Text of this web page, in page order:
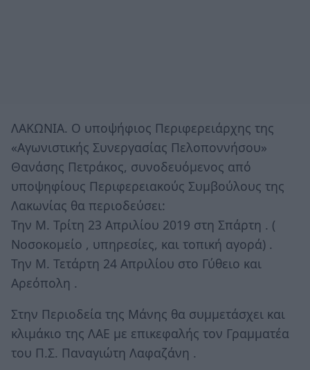
ΛΑΚΩΝΙΑ. Ο υποψήφιος Περιφερειάρχης της
«Αγωνιστικής Συνεργασίας Πελοποννήσου»
Θανάσης Πετράκος, συνοδευόμενος από
υποψηφίους Περιφερειακούς Συμβούλους της
Λακωνίας θα περιοδεύσει:
Την Μ. Τρίτη 23 Απριλίου 2019 στη Σπάρτη . (
Νοσοκομείο , υπηρεσίες, και τοπική αγορά) .
Την Μ. Τετάρτη 24 Απριλίου στο Γύθειο και
Αρεόπολη .
Στην Περιοδεία της Μάνης θα συμμετάσχει και
κλιμάκιο της ΛΑΕ με επικεφαλής τον Γραμματέα
του Π.Σ. Παναγιώτη Λαφαζάνη .